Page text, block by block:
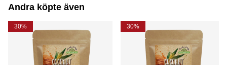
Andra köpte även
30% 30%